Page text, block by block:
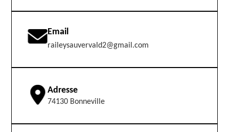
Email
raileysauvervald2@gmail.com
Adresse
74130 Bonneville